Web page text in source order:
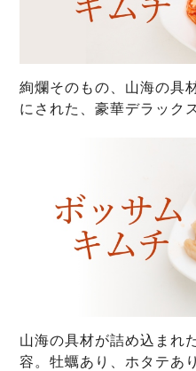
絢爛そのもの、山海の具
にされた、豪華デラック
山海の具材が詰め込まれ
容。牡蠣あり、ホタテあ